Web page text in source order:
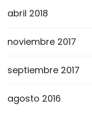
abril 2018
noviembre 2017
septiembre 2017
agosto 2016